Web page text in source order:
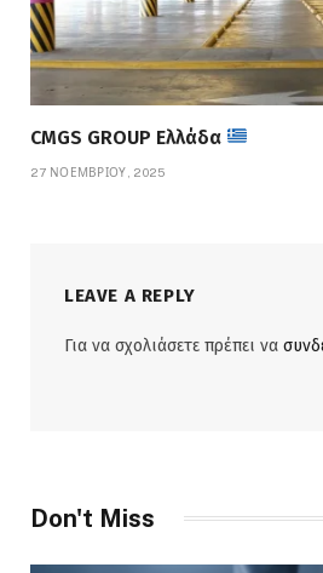
CMGS GROUP Ελλάδα
27 ΝΟΕΜΒΡΊΟΥ, 2025
LEAVE A REPLY
Για να σχολιάσετε πρέπει να
Don't Miss